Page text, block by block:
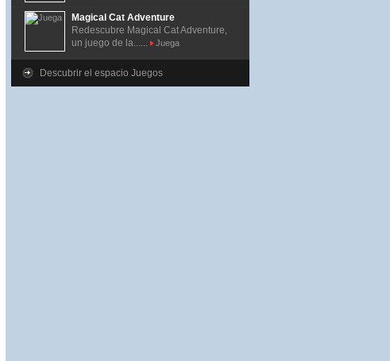
Magical Cat Adventure
Redescubre Magical Cat Adventure,
un juego de la......
Juega
Descubrir el espacio Juegos